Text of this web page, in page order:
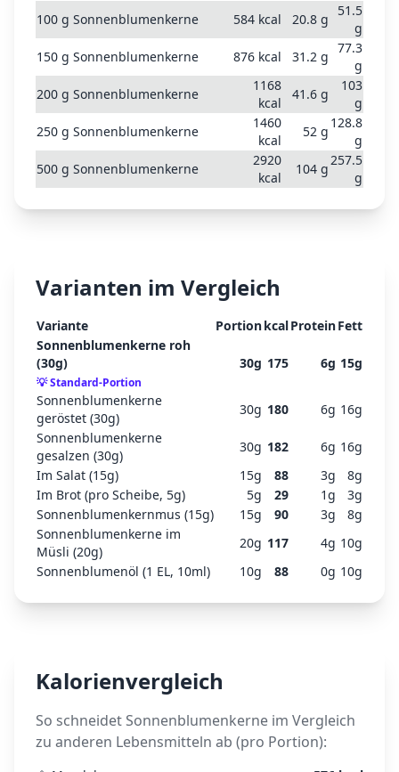
100 g Sonnenblumenkerne 584 kcal 20.8 g
51.5
g
150 g Sonnenblumenkerne 876 kcal 31.2 g
77.3
g
200 g Sonnenblumenkerne
1168
kcal
41.6 g
103
g
250 g Sonnenblumenkerne
1460
kcal
52 g
128.8
g
500 g Sonnenblumenkerne
2920
kcal
104 g
257.5
g
Varianten im Vergleich
Variante PortionkcalProteinFett
Sonnenblumenkerne roh
(30g)
💡Standard-Portion
30g 175 6g 15g
Sonnenblumenkerne
geröstet (30g)
30g 180 6g 16g
Sonnenblumenkerne
gesalzen (30g)
30g 182 6g 16g
Im Salat (15g)
15g 88 3g 8g
Im Brot (pro Scheibe, 5g)
5g 29 1g 3g
Sonnenblumenkernmus (15g)
15g 90 3g 8g
Sonnenblumenkerne im
Müsli (20g)
20g 117 4g 10g
Sonnenblumenöl (1 EL, 10ml)
10g 88 0g 10g
Kalorienvergleich
So schneidetSonnenblumenkerne im Vergleich
zu anderen Lebensmitteln ab (pro Portion):